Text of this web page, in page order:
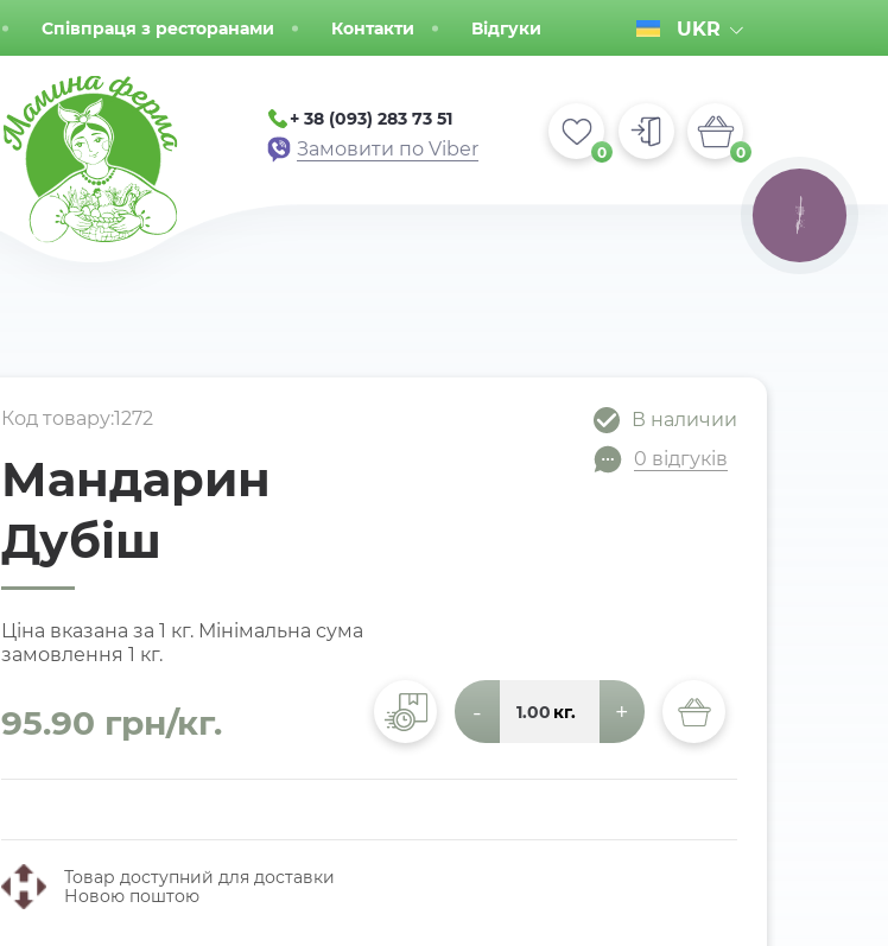
Співпраця з ресторанами Контакти Відгуки UKR
+ 38 (093) 283 73 51
Замовити по Viber 0 0
Код товару:1272
Мандарин
Дубіш
Ціна вказана за 1 кг. Мінімальна сума
замовлення 1 кг.
95.90 грн/кг.
В наличии
0 відгуків
- кг. +
Товар доступний для доставки
Новою поштою
КНОПКА
ЗВ'ЯЗКУ